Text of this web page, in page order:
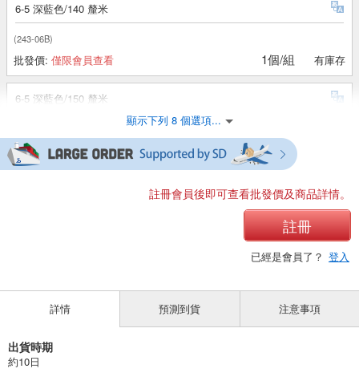
6-5 深藍色/140 釐米
(243-06B)
批發價: 僅限會員查看 1個/組 有庫存
6-5 深藍色/150 釐米
批發價: 僅限會員查看 1個/組
1個/組 售罄
(243-06B)
1個/組 有庫存
6-6 黑色/120 釐米
顯示下列 8 個選項...
註冊會員後即可查看批發價及商品詳情。
註冊
已經是會員了？ 登入
詳情
出貨時期
約10日
預測到貨 注意事項